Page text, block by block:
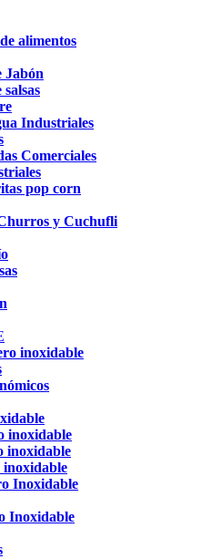
alimentos
Jabón
Industriales
Comerciales
pop corn
y Cuchufli
inoxidable
inoxidable
inoxidable
inoxidable
Inoxidable
Inoxidable